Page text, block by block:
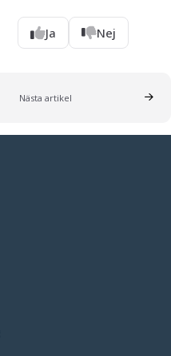
Ja Nej
Nästa artikel